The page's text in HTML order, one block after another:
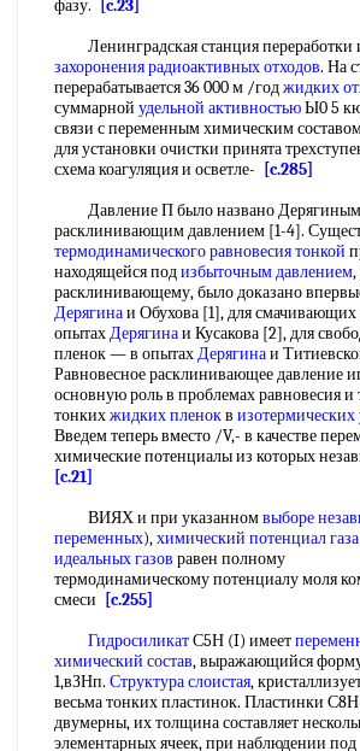
фазу.
[c.23]
Ленинградская станция переработки
захоронения радиоактивных отходов. На
перерабатывается 36 000 м /годжидких
суммарной удельной активностьюЫ0 5
связи с переменным химическим
для установки очистки принята
схема коагуляция и осветле-
[c.285]
Давление П было названо Дерягиным
расклинивающим давлением [1-4].
термодинамического равновесиятонкой
находящейся подизбыточным давлением
расклинивающему, было доказано
Дерягинаи Обухова [1], для смачивающих
опытахДерягинаи Кусакова [2], для
пленок — в опытахДерягинаи
Равновесное расклинивающее давление
основную роль в проблемах равновесия и
тонкихжидких пленокв изотермических
Введем теперь вместо /V,- в качестве
химические потенциалы из которых
[c.21]
ВИЯХ и при указанномвыборе
переменных),химический потенциал газа
идеальных газов равен полному
термодинамическому потенциалу моля
смеси
[c.255]
ГидросиликатС5Н (I) имеет
химический состав, выражающийся
1,вЗНп. Структура слоистая,
весьма тонких пластинок. Пластинки
двумерны, их толщина составляет
элементарных ячеек, при наблюдении под